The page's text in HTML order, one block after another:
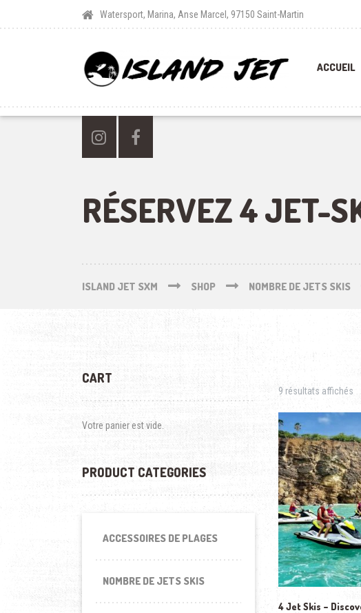
Watersport, Marina, Anse Marcel, 97150 Saint-Martin
ACCUEIL
RÉSERVEZ 4 JET-
ISLAND JET SXM SHOP NOMBRE DE JETS SKIS
9 résultats affichés
4 Jet Skis –
CART
Votre panier est vide.
PRODUCT CATEGORIES
ACCESSOIRES DE PLAGES
NOMBRE DE JETS SKIS